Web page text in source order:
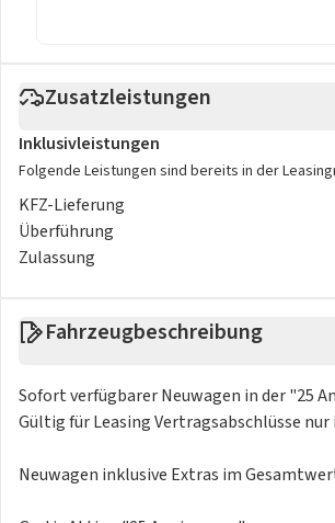
Zusatzleistungen
Inklusivleistungen
Folgende Leistungen sind bereits in der
KFZ-Lieferung
Überführung
Zulassung
Fahrzeugbeschreibung
Sofort verfügbarer Neuwagen in der "25
Gültig für Leasing Vertragsabschlüsse
Neuwagen inklusive Extras im